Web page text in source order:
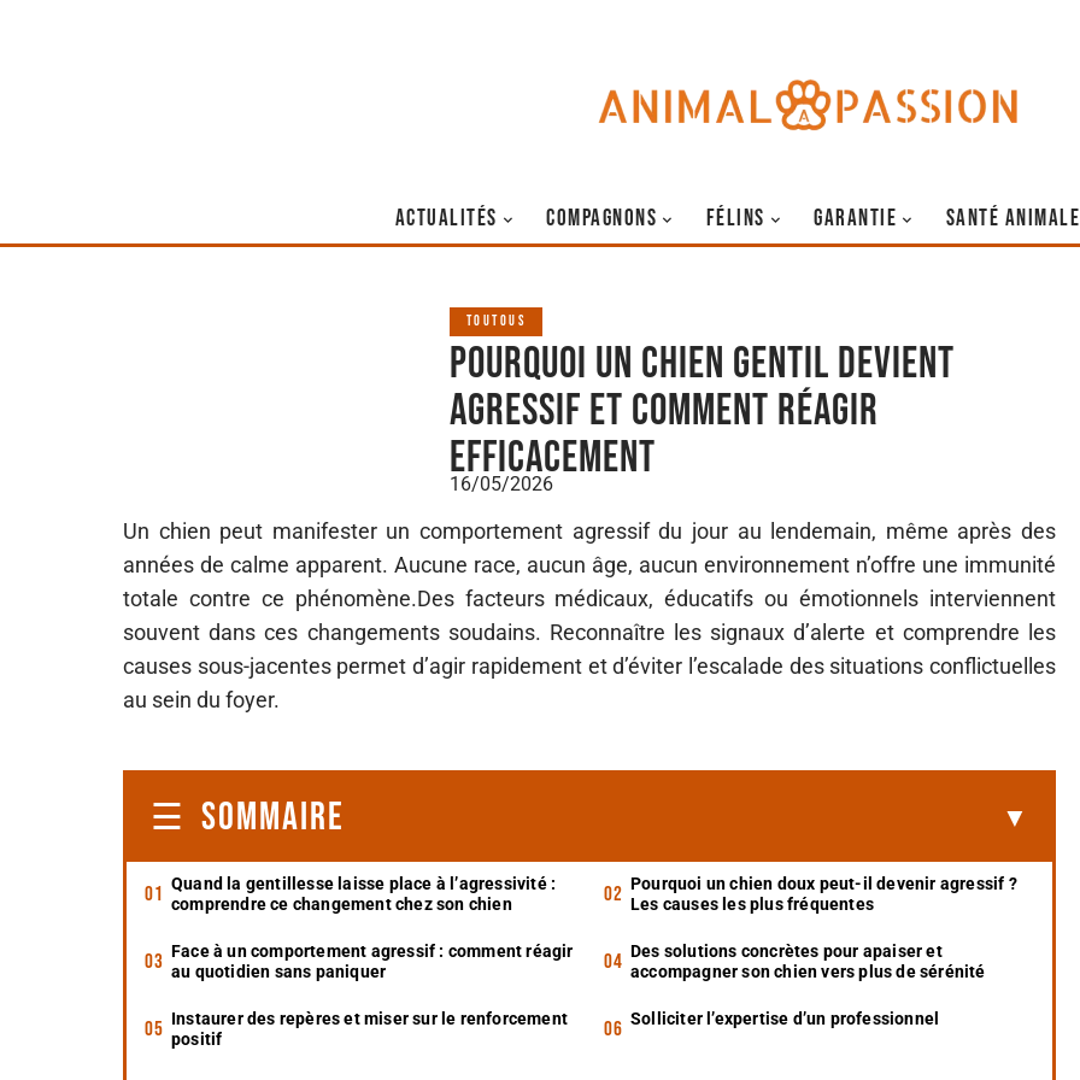
ACTUALITÉS COMPAGNONS FÉLINS GARANTIE SANTÉ ANIMALE
TOUTOUS
Pourquoi un chien gentil devient
agressif et comment réagir
efficacement
16/05/2026
Un chien peut manifester un comportement agressif du jour au lendemain, même après des
années de calme apparent. Aucune race, aucun âge, aucun environnement n’offre une immunité
totale contre ce phénomène.Des facteurs médicaux, éducatifs ou émotionnels interviennent
souvent dans ces changements soudains. Reconnaître les signaux d’alerte et comprendre les
causes sous-jacentes permet d’agir rapidement et d’éviter l’escalade des situations conflictuelles
au sein du foyer.
SOMMAIRE
Quand la gentillesse laisse place à l’agressivité :
comprendre ce changement chez son chien
Pourquoi un chien doux peut-il devenir agressif ?
Les causes les plus fréquentes
Face à un comportement agressif : comment réagir
au quotidien sans paniquer
Des solutions concrètes pour apaiser et
accompagner son chien vers plus de sérénité
Instaurer des repères et miser sur le renforcement
positif
Solliciter l’expertise d’un professionnel